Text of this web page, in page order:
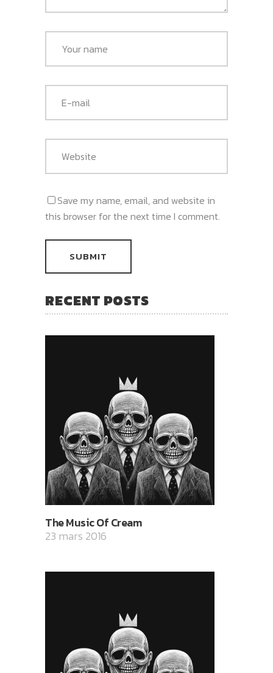
Save my name, email, and website in
this browser for the next time I comment.
RECENT POSTS
The Music Of Cream
23 mars 2016